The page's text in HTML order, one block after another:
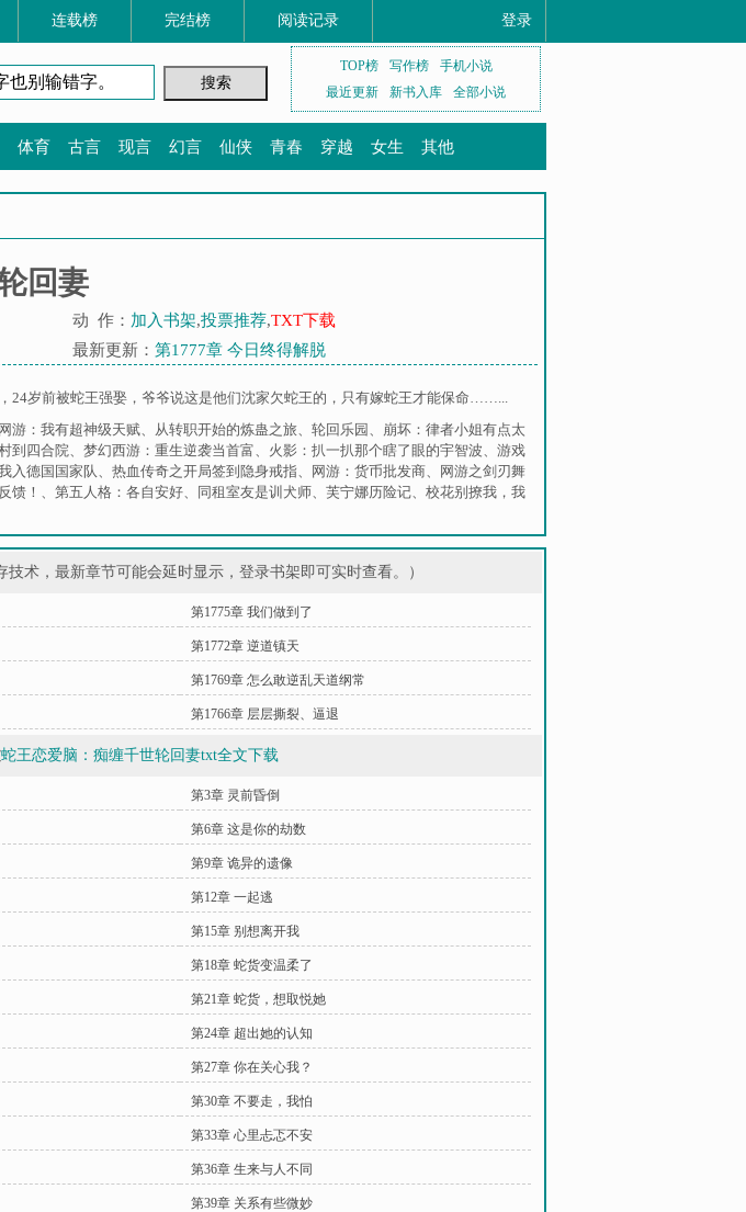
连载榜 完结榜 阅读记录 登录
TOP榜 写作榜
手机小说
最近更新
新书入库 全部小说
体育 古言 现言 幻言 仙侠 青春 穿越 女生 其他
回妻
动 作： 加入书架,投票推荐,TXT下载
最新更新： 第1777章 今日终得解脱
24岁前被蛇王强娶，爷爷说这是他们沈家欠蛇王的，只有嫁蛇王才能保命……...
网游：我有超神级天赋、 从转职开始的炼蛊之旅、 轮回乐园 、 崩坏：律者小姐有点太
到四合院、 梦幻西游：重生逆袭当首富、 火影：扒一扒那个瞎了眼的宇智波、 游戏
入德国国家队、 热血传奇之开局签到隐身戒指、 网游：货币批发商、
网游之剑刃舞
馈！ 、 第五人格：各自安好、 同租室友是训犬师、 芙宁娜历险记、 校花别撩我，我
术，最新章节可能会延时显示，登录书架即可实时查看。）
第1775章 我们做到了
第1772章 逆道镇天
第1769章 怎么敢逆乱天道纲常
第1766章 层层撕裂、逼退
蛇王恋爱脑：痴缠千世轮回妻txt全文下载
第3章 灵前昏倒
第6章 这是你的劫数
第9章 诡异的遗像
第12章 一起逃
第15章 别想离开我
第18章 蛇货变温柔了
第21章 蛇货，想取悦她
第24章 超出她的认知
第27章 你在关心我？
第30章 不要走，我怕
第33章 心里忐忑不安
第36章 生来与人不同
第39章 关系有些微妙